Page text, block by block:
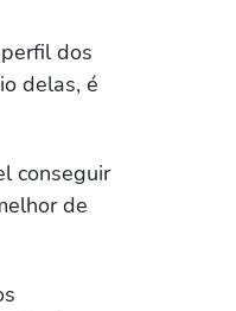
dos
delas, é
conseguir
de